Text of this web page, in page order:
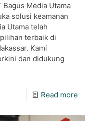
Media Utama
solusi keamanan
Utama telah
terbaik di
Kami
dan didukung
Read more